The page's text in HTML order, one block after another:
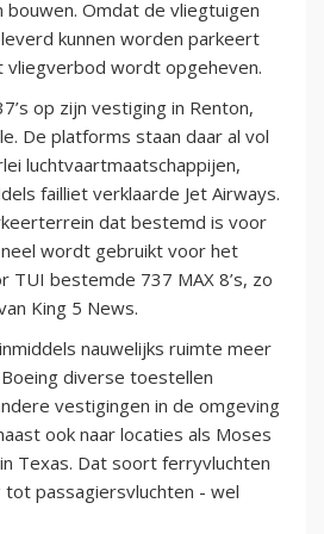
Omdat de vliegtuigen
kunnen worden parkeert
wordt opgeheven.
op zijn vestiging in Renton,
De platforms staan daar al vol
luchtvaartmaatschappijen,
failliet verklaarde Jet Airways.
dat bestemd is voor
wordt gebruikt voor het
TUI bestemde 737 MAX 8’s, zo
King 5 News.
nauwelijks ruimte meer
diverse toestellen
vestigingen in de omgeving
ook naar locaties als Moses
Texas. Dat soort ferryvluchten
passagiersvluchten - wel